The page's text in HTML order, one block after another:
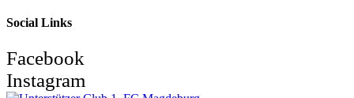
Social Links
Facebook
Instagram